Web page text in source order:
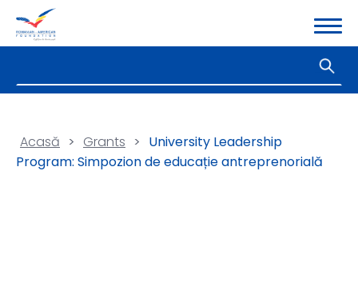
Acasă > Grants > University Leadership
Program: Simpozion de educație antreprenorială